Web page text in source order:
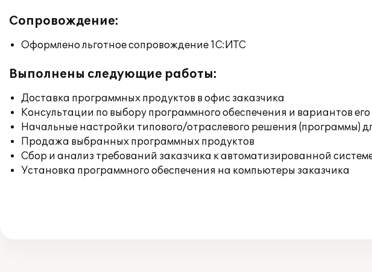
Сопровождение:
Оформлено льготное сопровождение 1С:ИТС
Выполнены следующие работы:
Доставка программных продуктов в офис заказчика
Консультации по выбору программного обеспечения и вариантов
Начальные настройки типового/отраслевого решения (программы)
Продажа выбранных программных продуктов
Сбор и анализ требований заказчика к автоматизированной
Установка программного обеспечения на компьютеры заказчика